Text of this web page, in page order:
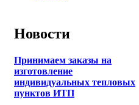
Новости
Принимаем заказы на
изготовление
индивидуальных тепловых
пунктов ИТП